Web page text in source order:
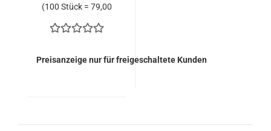
(100 Stück = 79,00
Preisanzeige nur für freigeschaltete Kunden